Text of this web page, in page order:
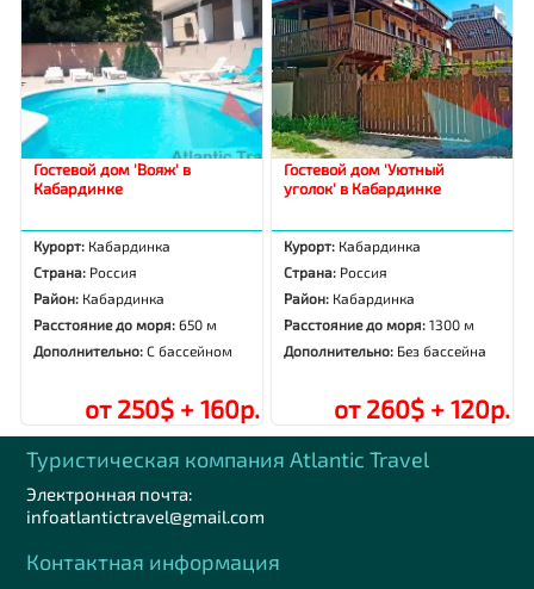
Гостевой дом 'Вояж' в
Кабардинке
Курорт: Кабардинка
Страна: Россия
Район: Кабардинка
Расстояние до моря:650 м
Дополнительно:С бассейном
от 250$ + 160р.
Гостевой дом 'Уютный
уголок' в Кабардинке
Курорт: Кабардинка
Страна: Россия
Район: Кабардинка
Расстояние до моря:1300 м
Дополнительно: Без бассейна
от 260$ + 120р.
Туристическая компания Аtlantic Travel
Электронная почта:
infoatlantictravel@gmail.com
Контактная информация